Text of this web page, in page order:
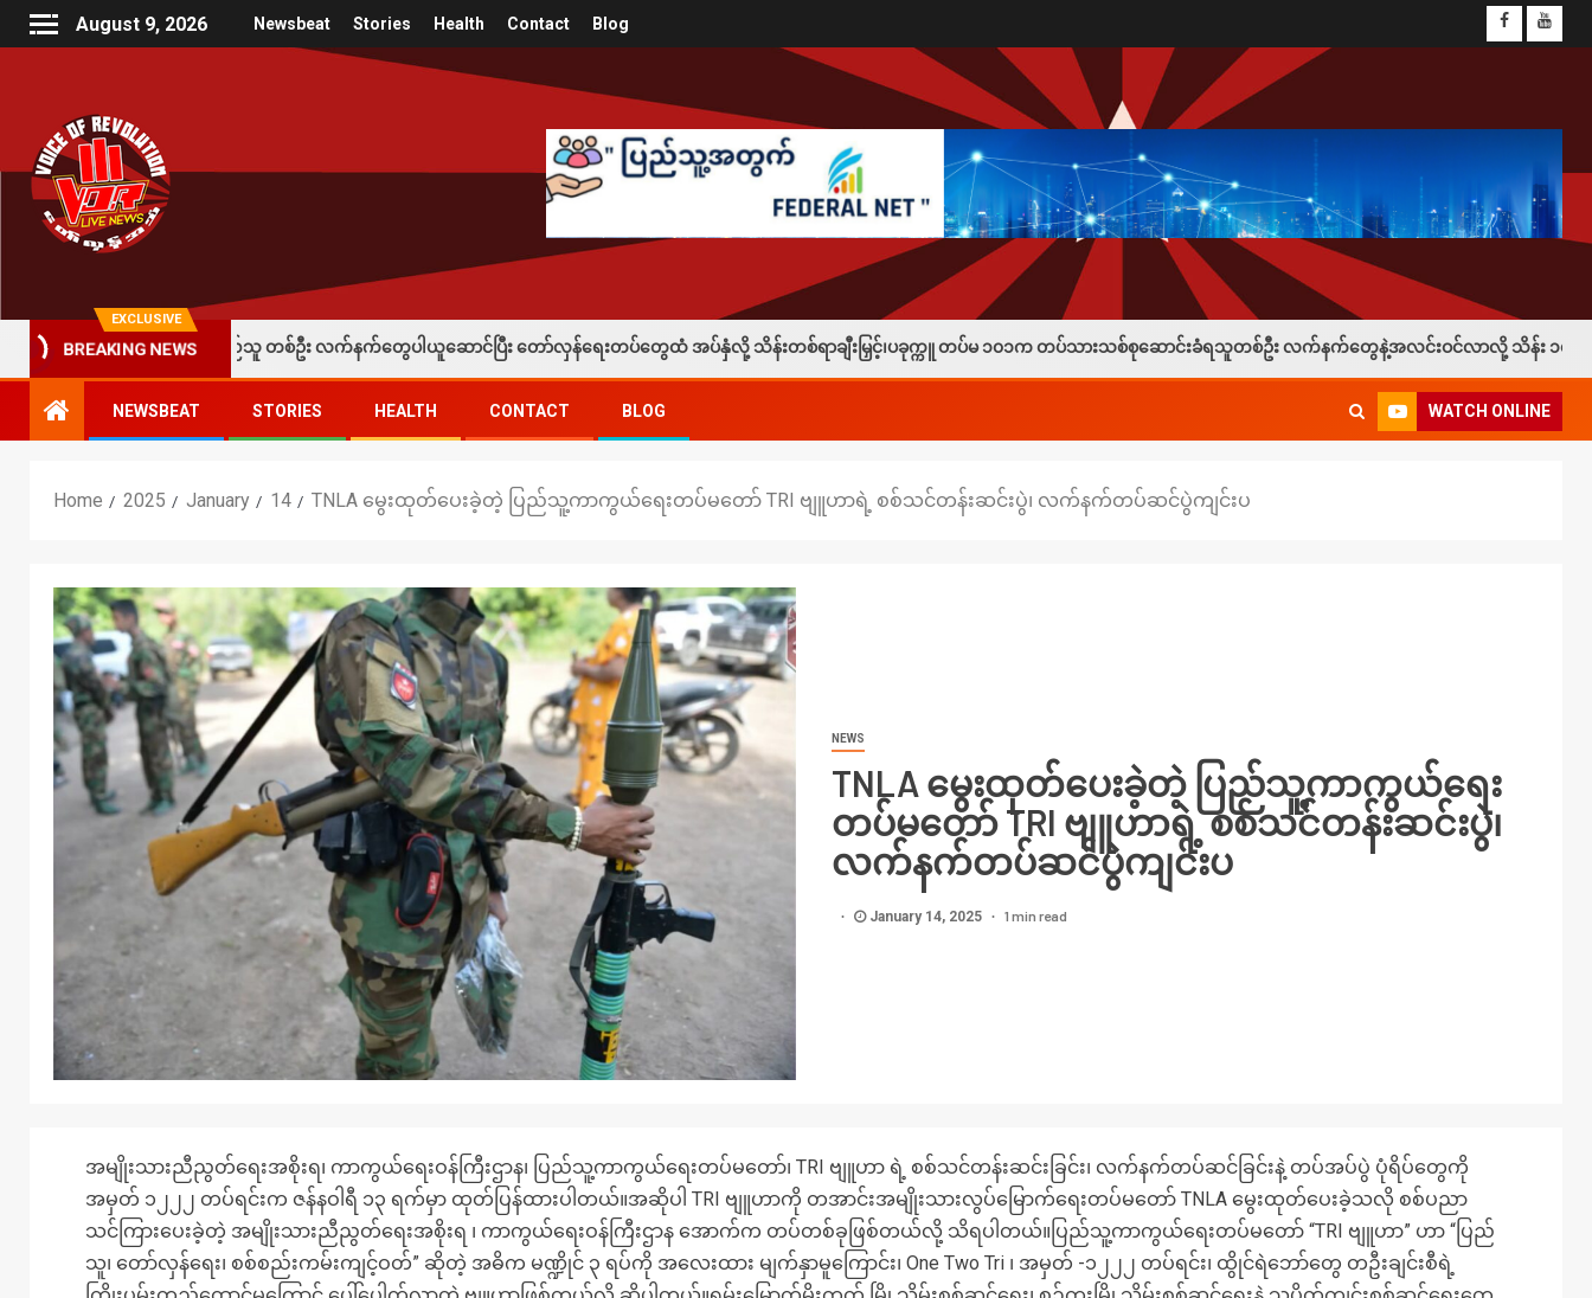
August 9, 2026 Newsbeat Stories Health Contact Blog
EXCLUSIVE
BREAKING NEWS
းကို ခံထားရတဲ့ပြည်သူ တစ်ဦး လက်နက်တွေပါယူဆောင်ပြီး တော်လှန်ရေးတပ်တွေထံ အပ်နှံလို့ သိန်းတစ်ရာချီးမြှင့်၊ပခုက္ကူ တပ်မ ၁၀၁က တပ်သားသစ်စုဆောင်းခံရသူတစ်ဦး လက်နက်တွေနဲ့အလင်းဝင်လာလို့ သိန်း ၁၀၀နဲ့ ဖုန်း ၁လုံးချီးမြှ
NEWSBEAT STORIES HEALTH CONTACT BLOG WATCH ONLINE
Home 2025 January 14 TNLA မွေးထုတ်ပေးခဲ့တဲ့ ပြည်သူ့ကာကွယ်‌ရေးတပ်မတော် TRI ဗျူဟာရဲ့ စစ်သင်တန်းဆင်းပွဲ၊ လက်နက်တပ်ဆင်ပွဲကျင်းပ
NEWS
TNLA မွေးထုတ်ပေးခဲ့တဲ့ ပြည်သူ့ကာကွယ်‌ရေး
တပ်မတော် TRI ဗျူဟာရဲ့ စစ်သင်တန်းဆင်းပွဲ၊
လက်နက်တပ်ဆင်ပွဲကျင်းပ
January 14, 2025 1 min read
အမျိုးသားညီညွတ်ရေးအစိုးရ၊ ကာကွယ်ရေးဝန်ကြီးဌာန၊ ပြည်သူ့ကာကွယ်ရေးတပ်မတော်၊ TRI ဗျူဟာ ရဲ့ စစ်သင်တန်းဆင်းခြင်း၊ လက်နက်တပ်ဆင်ခြင်းနဲ့ တပ်အပ်ပွဲ ပုံရိပ်တွေကို
အမှတ် ၁၂၂၂ တပ်ရင်းက ဇန်နဝါရီ ၁၃ ရက်မှာ ထုတ်ပြန်ထားပါတယ်။အဆိုပါ TRI ဗျူဟာကို တအာင်းအမျိုးသားလွပ်မြောက်ရေးတပ်မတော် TNLA မွေးထုတ်ပေးခဲ့သလို စစ်ပညာ
သင်ကြားပေးခဲ့တဲ့ အမျိုးသားညီညွတ်ရေးအစိုးရ ၊ ကာကွယ်ရေးဝန်ကြီးဌာန အောက်က တပ်တစ်ခုဖြစ်တယ်လို့ သိရပါတယ်။ပြည်သူ့ကာကွယ်ရေးတပ်မတော် “TRI ဗျူဟာ” ဟာ “ပြည်
သူ၊ တော်လှန်ရေး၊ စစ်စည်းကမ်းကျင့်ဝတ်” ဆိုတဲ့ အဓိက မဏ္ဍိုင် ၃ ရပ်ကို အလေးထား မျက်နှာမူကြောင်း၊ One Two Tri ၊ အမှတ် -၁၂၂၂ တပ်ရင်း၊ ထွိုင်ရဲဘော်တွေ တဦးချင်းစီရဲ့